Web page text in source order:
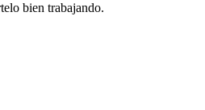
bien trabajando.